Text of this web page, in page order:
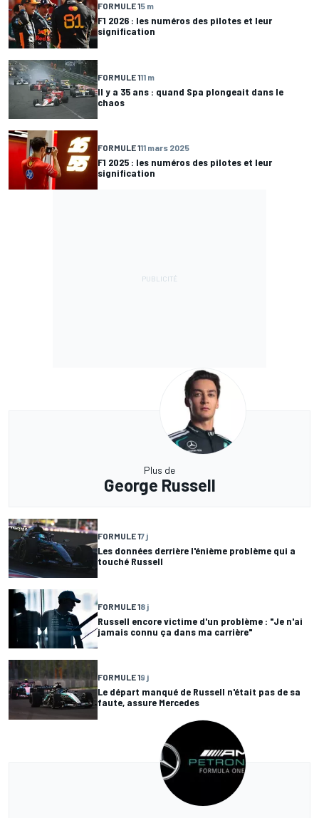
FORMULE 15 m
F1 2026 : les numéros des pilotes et leur
signification
FORMULE 111 m
Il y a 35 ans : quand Spa plongeait dans le
chaos
FORMULE 111 mars 2025
F1 2025 : les numéros des pilotes et leur
signification
Plus de
George Russell
FORMULE 17 j
Les données derrière l'énième problème qui a
touché Russell
FORMULE 18 j
Russell encore victime d'un problème : "Je n'ai
jamais connu ça dans ma carrière"
FORMULE 19 j
Le départ manqué de Russell n'était pas de sa
faute, assure Mercedes